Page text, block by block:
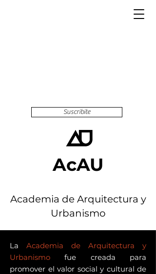
Suscribite
AcAU
Academia de Arquitectura y
Urbanismo
La Academia de Arquitectura y
Urbanismo fue creada para
promover el valor social y cultural de